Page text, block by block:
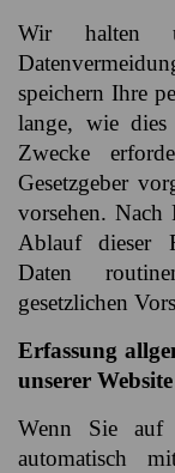
Wir halten
speichern Ihre
lange, wie
Zwecke
Gesetzgeber
vorsehen. Nach
Ablauf dieser
Daten
gesetzlichen
Erfassung
unserer Website
Wenn Sie auf
automatisch